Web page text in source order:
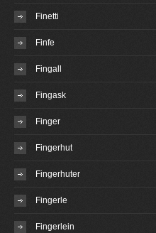
Finetti
Finfe
Fingall
Fingask
Finger
Fingerhut
Fingerhuter
Fingerle
Fingerlein